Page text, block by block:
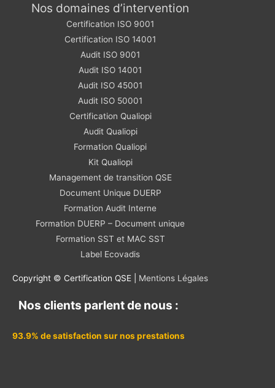
Nos domaines d’intervention
Certification ISO 9001
Certification ISO 14001
Audit ISO 9001
Audit ISO 14001
Audit ISO 45001
Audit ISO 50001
Certification Qualiopi
Audit Qualiopi
Formation Qualiopi
Kit Qualiopi
Management de transition QSE
Document Unique DUERP
Formation Audit Interne
Formation DUERP – Document unique
Formation SST et MAC SST
Label Ecovadis
Copyright © Certification QSE | Mentions Légales
Nos clients parlent de nous :
93.9% de satisfaction sur nos prestations